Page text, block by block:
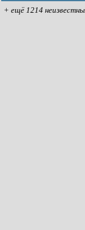
+ ещё 1214